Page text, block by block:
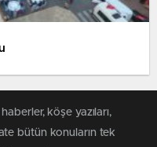
köşe yazıları,
bütün konuların tek